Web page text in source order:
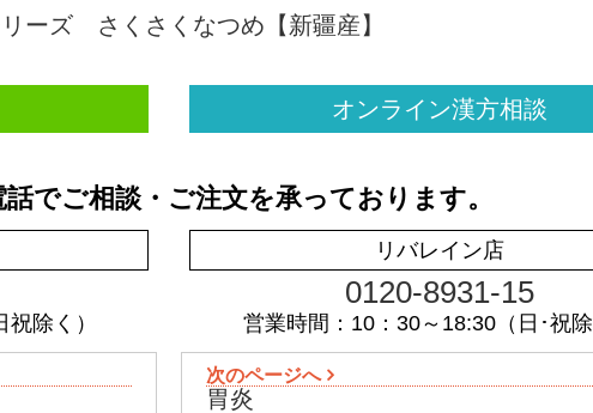
オンライン漢方相談
でご相談・ご注文を承っております。
除く）
リバレイン店
0120-8931-15
営業時間：10：30～18:30（日･祝
次のページへ
胃炎